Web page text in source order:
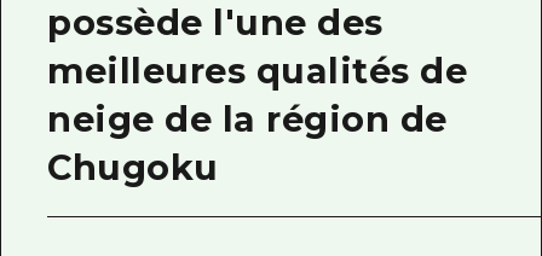
Brochure touristique
possède l'une des
meilleures qualités de
neige de la région de
Chugoku